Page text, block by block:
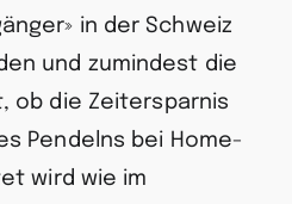
in der Schweiz
und zumindest die
ob die Zeitersparnis
Pendelns bei Home-
wird wie im